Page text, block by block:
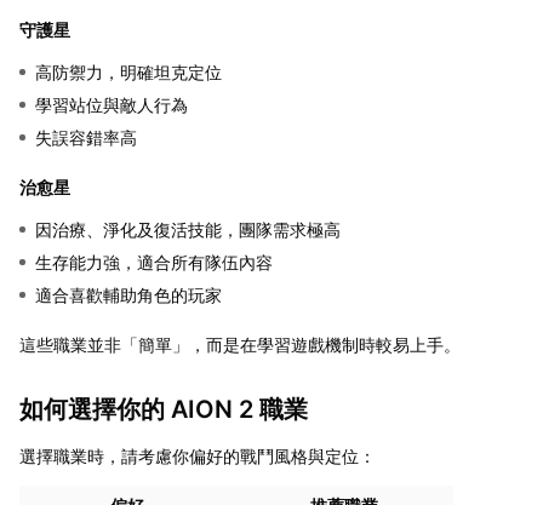
守護星
高防禦力，明確坦克定位
學習站位與敵人行為
失誤容錯率高
治愈星
因治療、淨化及復活技能，團隊需求極高
生存能力強，適合所有隊伍內容
適合喜歡輔助角色的玩家
這些職業並非「簡單」，而是在學習遊戲機制時較易上手。
如何選擇你的 AION 2 職業
選擇職業時，請考慮你偏好的戰鬥風格與定位：